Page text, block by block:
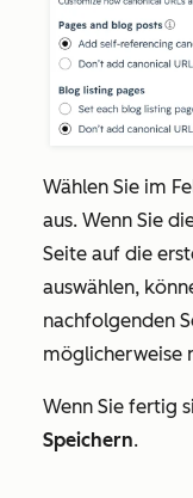
Wählen Sie im
aus. Wenn Sie
Seite auf die
auswählen,
nachfolgenden
möglicherweise
Wenn Sie fertig
Speichern.